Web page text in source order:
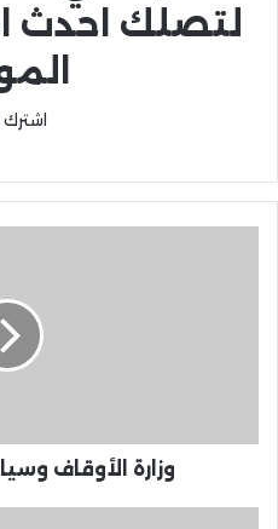
لتصلك احدث
اشترك
وزارة الأوقاف